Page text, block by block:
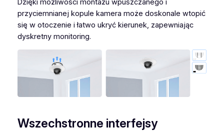
Dzięki możliwości montażu wpuszczanego i
przyciemnianej kopule kamera może doskonale wtopić
się w otoczenie i łatwo ukryć kierunek, zapewniając
dyskretny monitoring.
Wszechstronne interfejsy